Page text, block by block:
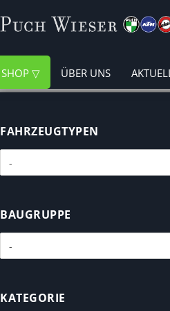
SHOP ÜBER UNS
FAHRZEUGTYPEN
FAHRZEUGTYPEN
BAUGRUPPE
BAUGRUPPE
KATEGORIE
KATEGORIE